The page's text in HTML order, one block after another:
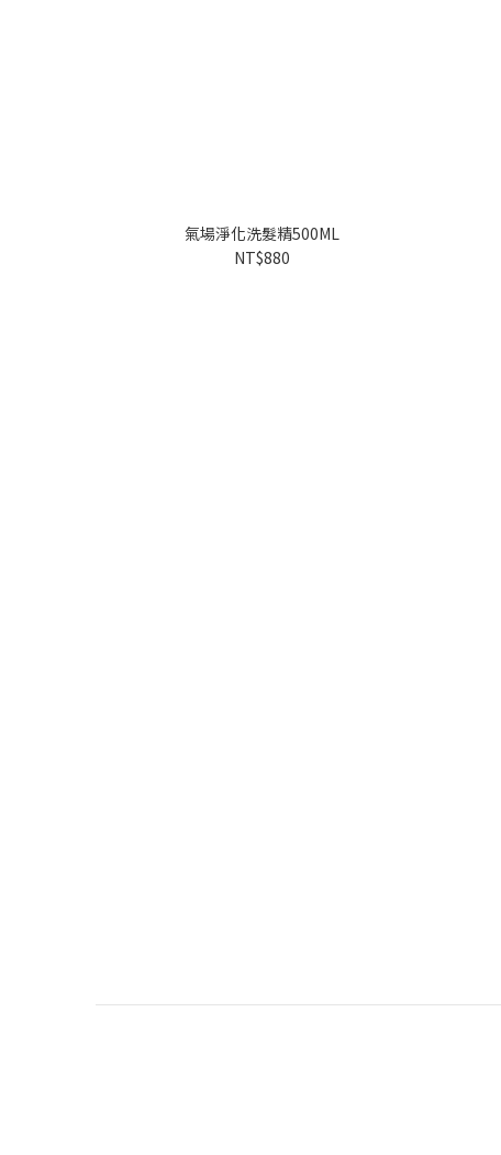
氣場淨化洗髮精500ML
NT$880